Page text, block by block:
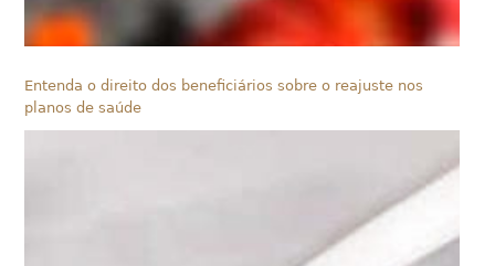
Entenda o direito dos beneficiários sobre o reajuste nos
planos de saúde